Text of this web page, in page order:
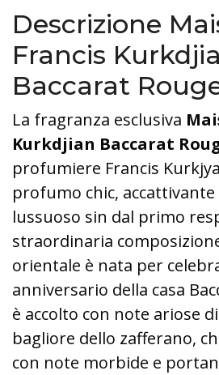
Descrizione
Francis
Baccarat
La fragranza esclusiva
Kurkdjian Baccarat
profumiere Francis
profumo chic,
lussuoso sin dal primo
straordinaria
orientale è nata per
anniversario della casa
è accolto con note ariose
bagliore dello zafferano,
con note morbide e